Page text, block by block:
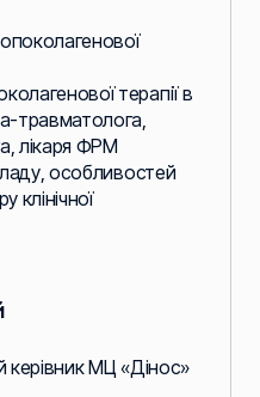
терапії в
травматолога,
лікаря ФРМ
особливостей
клінічної
керівник МЦ «Дінос»